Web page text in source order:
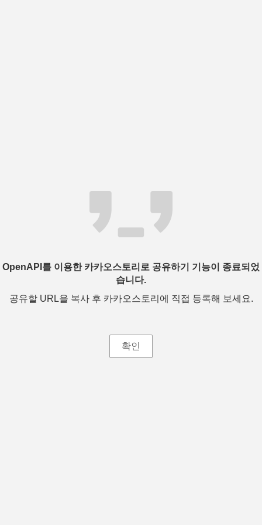
OpenAPI를 이용한 카카오스토리로 공유하기 기능이 종료되었
습니다.
공유할 URL을 복사 후 카카오스토리에 직접 등록해 보세요.
확인